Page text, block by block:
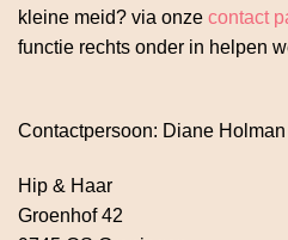
kleine meid? via onze contact
functie rechts onder in helpen
Contactpersoon: Diane
Hip & Haar
Groenhof 42